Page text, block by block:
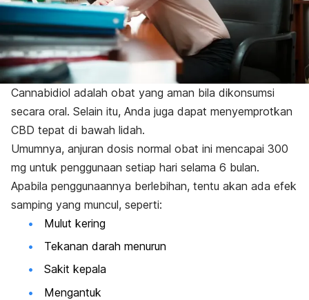
Cannabidiol adalah obat yang aman bila dikonsumsi
secara oral. Selain itu, Anda juga dapat menyemprotkan
CBD tepat di bawah lidah.
Umumnya, anjuran dosis normal obat ini mencapai 300
mg untuk penggunaan setiap hari selama 6 bulan.
Apabila penggunaannya berlebihan, tentu akan ada efek
samping yang muncul, seperti:
Mulut kering
Tekanan darah menurun
Sakit kepala
Mengantuk